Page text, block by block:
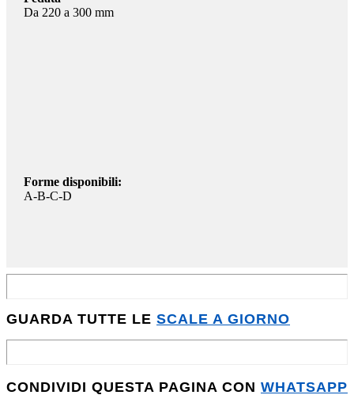
Da 220 a 300 mm
Forme disponibili:
A-B-C-D
GUARDA TUTTE LE SCALE A GIORNO
CONDIVIDI QUESTA PAGINA CON WHATSAPP